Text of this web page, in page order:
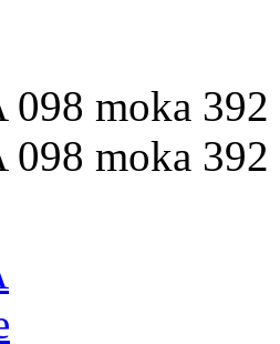
moka 392
moka 392